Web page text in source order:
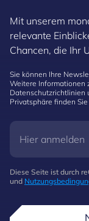
Mit unserem
relevante
Chancen, die Ihr
Sie können Ihre
Weitere Informationen
Datenschutzrichtlinien
Privatsphäre finden
Diese Seite ist durch
und